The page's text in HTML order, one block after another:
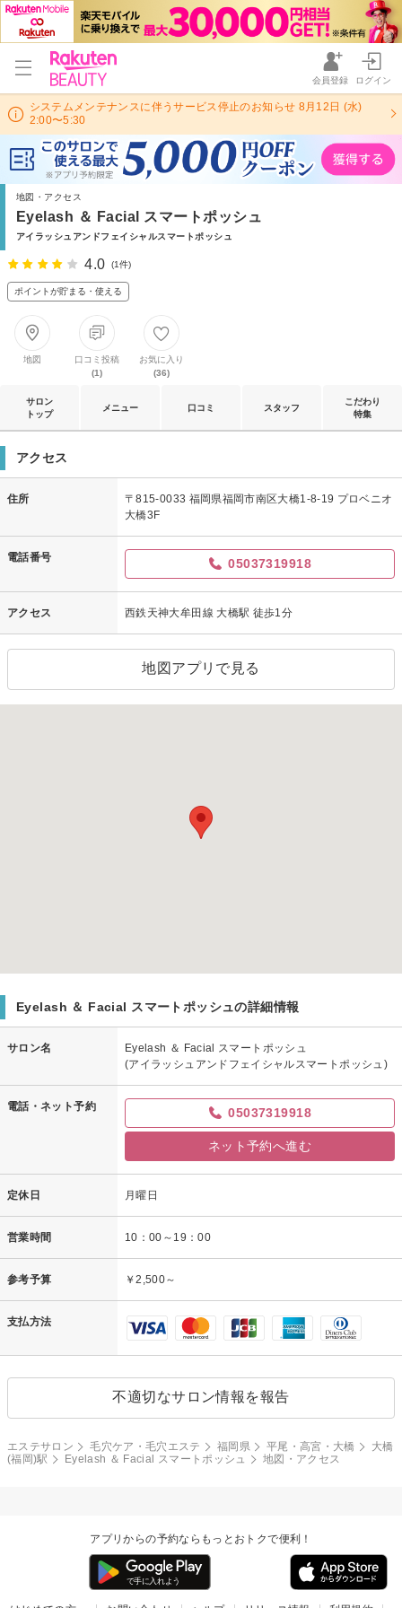
会員登録 ログイン
システムメンテナンスに伴うサービス停止のお知らせ 8月12日 (水)
2:00〜5:30
地図・アクセス
Eyelash ＆ Facial スマートポッシュ
アイラッシュアンドフェイシャルスマートポッシュ
4.0 (1件)
ポイントが貯まる・使える
地図
口コミ投稿
(1)
お気に入り
(36)
サロン
トップ
メニュー 口コミ スタッフ
こだわり
特集
アクセス
住所
〒815-0033 福岡県福岡市南区大橋1-8-19 プロベニオ
大橋3F
電話番号 05037319918
アクセス 西鉄天神大牟田線 大橋駅 徒歩1分
地図アプリで見る
Eyelash ＆ Facial スマートポッシュの詳細情報
サロン名
Eyelash ＆ Facial スマートポッシュ
(アイラッシュアンドフェイシャルスマートポッシュ)
電話・ネット予約 05037319918
ネット予約へ進む
定休日 月曜日
営業時間 10：00～19：00
参考予算 ￥2,500～
支払方法
不適切なサロン情報を報告
エステサロン 毛穴ケア・毛穴エステ 福岡県 平尾・高宮・大橋
大橋
(福岡)駅
Eyelash ＆ Facial スマートポッシュ 地図・アクセス
アプリからの予約ならもっとおトクで便利！